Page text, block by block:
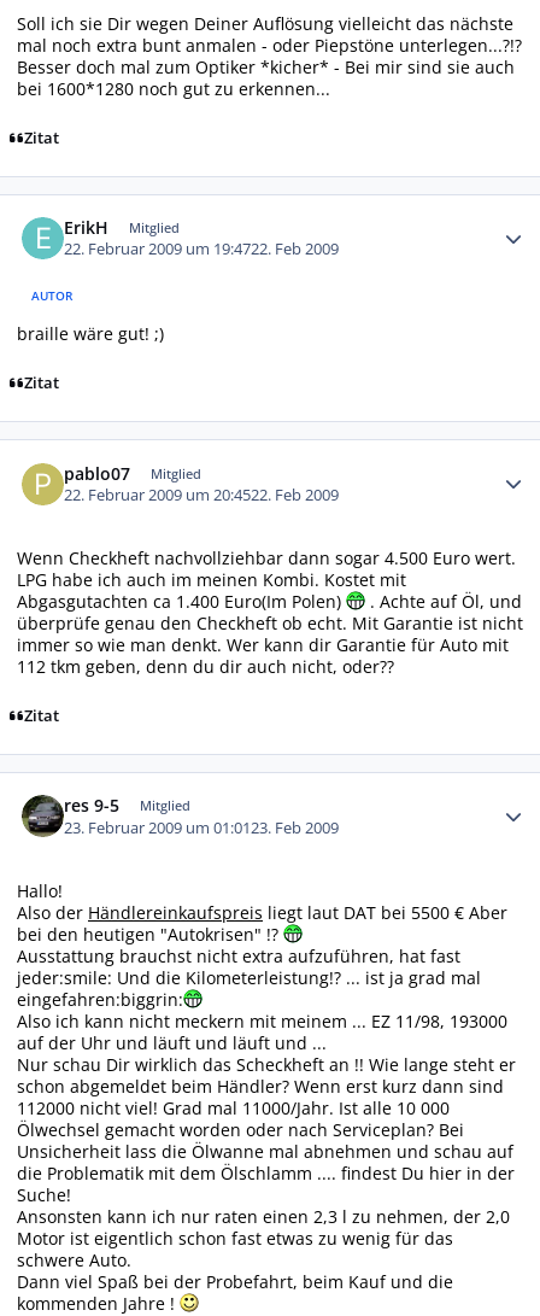
Soll ich sie Dir wegen Deiner Auflösung vielleicht das nächste
mal noch extra bunt anmalen - oder Piepstöne unterlegen...?!?
Besser doch mal zum Optiker *kicher* - Bei mir sind sie auch
bei 1600*1280 noch gut zu erkennen...
Zitat
ErikH Mitglied
22. Februar 2009 um 19:4722. Feb 2009
AUTOR
braille wäre gut! ;)
Zitat
pablo07 Mitglied
22. Februar 2009 um 20:4522. Feb 2009
Wenn Checkheft nachvollziehbar dann sogar 4.500 Euro wert.
LPG habe ich auch im meinen Kombi. Kostet mit
Abgasgutachten ca 1.400 Euro(Im Polen)
. Achte auf Öl, und
überprüfe genau den Checkheft ob echt. Mit Garantie ist nicht
immer so wie man denkt. Wer kann dir Garantie für Auto mit
112 tkm geben, denn du dir auch nicht, oder??
Zitat
res 9-5 Mitglied
23. Februar 2009 um 01:0123. Feb 2009
Hallo!
Also der Händlereinkaufspreis liegt laut DAT bei 5500 € Aber
bei den heutigen "Autokrisen" !?
Ausstattung brauchst nicht extra aufzuführen, hat fast
jeder:smile: Und die Kilometerleistung!? ... ist ja grad mal
eingefahren:biggrin:
Also ich kann nicht meckern mit meinem ... EZ 11/98, 193000
auf der Uhr und läuft und läuft und ...
Nur schau Dir wirklich das Scheckheft an !! Wie lange steht er
schon abgemeldet beim Händler? Wenn erst kurz dann sind
112000 nicht viel! Grad mal 11000/Jahr. Ist alle 10 000
Ölwechsel gemacht worden oder nach Serviceplan? Bei
Unsicherheit lass die Ölwanne mal abnehmen und schau auf
die Problematik mit dem Ölschlamm .... findest Du hier in der
Suche!
Ansonsten kann ich nur raten einen 2,3 l zu nehmen, der 2,0
Motor ist eigentlich schon fast etwas zu wenig für das
schwere Auto.
Dann viel Spaß bei der Probefahrt, beim Kauf und die
kommenden Jahre !